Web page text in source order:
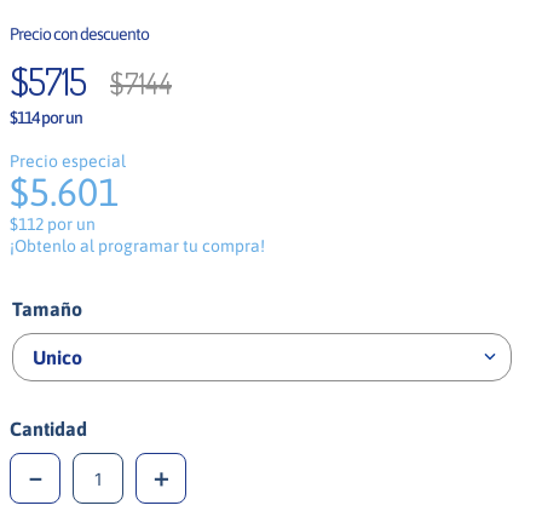
$5715
$114 por un
$7144
Precio especial
$5.601
$112 por un
¡Obtenlo al programar tu compra!
Tamaño
Unico
Cantidad
＋
－